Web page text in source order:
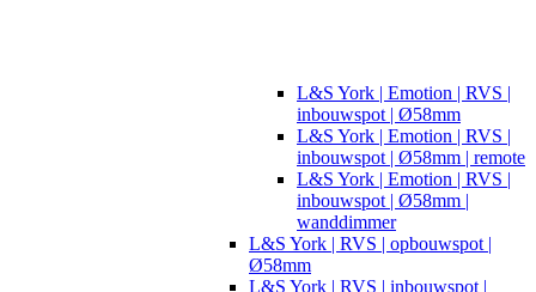
L&S York | Emotion | RVS |
inbouwspot | Ø58mm
L&S York | Emotion | RVS |
inbouwspot | Ø58mm | remote
L&S York | Emotion | RVS |
inbouwspot | Ø58mm |
wanddimmer
L&S York | RVS | opbouwspot |
Ø58mm
L&S York | RVS | inbouwspot |